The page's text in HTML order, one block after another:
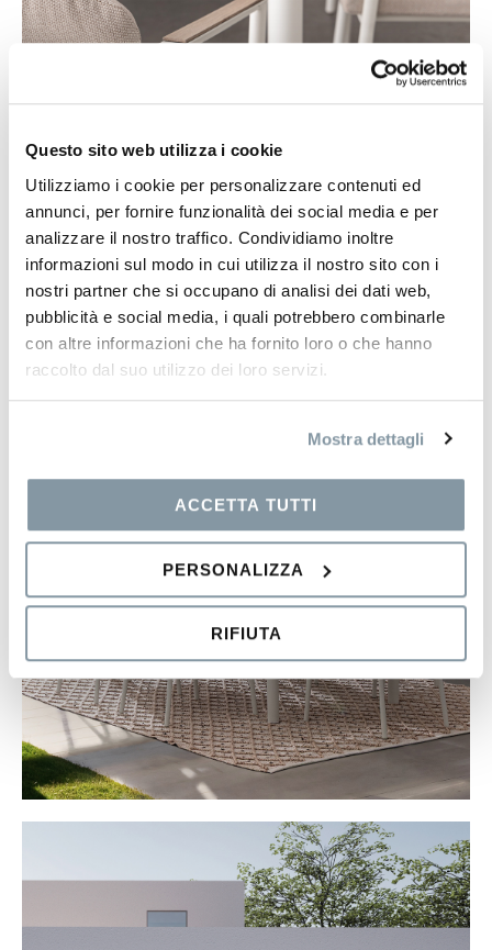
Questo sito web utilizza i cookie
Utilizziamo i cookie per personalizzare contenuti ed
annunci, per fornire funzionalità dei social media e per
analizzare il nostro traffico. Condividiamo inoltre
informazioni sul modo in cui utilizza il nostro sito con i
nostri partner che si occupano di analisi dei dati web,
pubblicità e social media, i quali potrebbero combinarle
con altre informazioni che ha fornito loro o che hanno
raccolto dal suo utilizzo dei loro servizi.
Mostra dettagli
ACCETTA TUTTI
PERSONALIZZA
RIFIUTA